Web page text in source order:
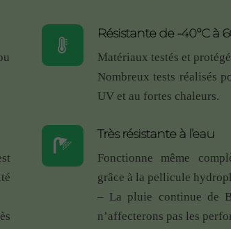
Note5
du site où je n’ai pas hésite longtemps
à faire, au top.
fonctionne longtemps !
pas le choix que de l’installer sur un
avec une vieille maison aux murs très
Note5
Résistante de -40°C à
Matériaux testés et
Nombreux tests réalisés
UV et au fortes chaleurs.
Très résistante à l’eau
Fonctionne même
grâce à la pellicule
– La pluie continue de
n’affecterons pas les